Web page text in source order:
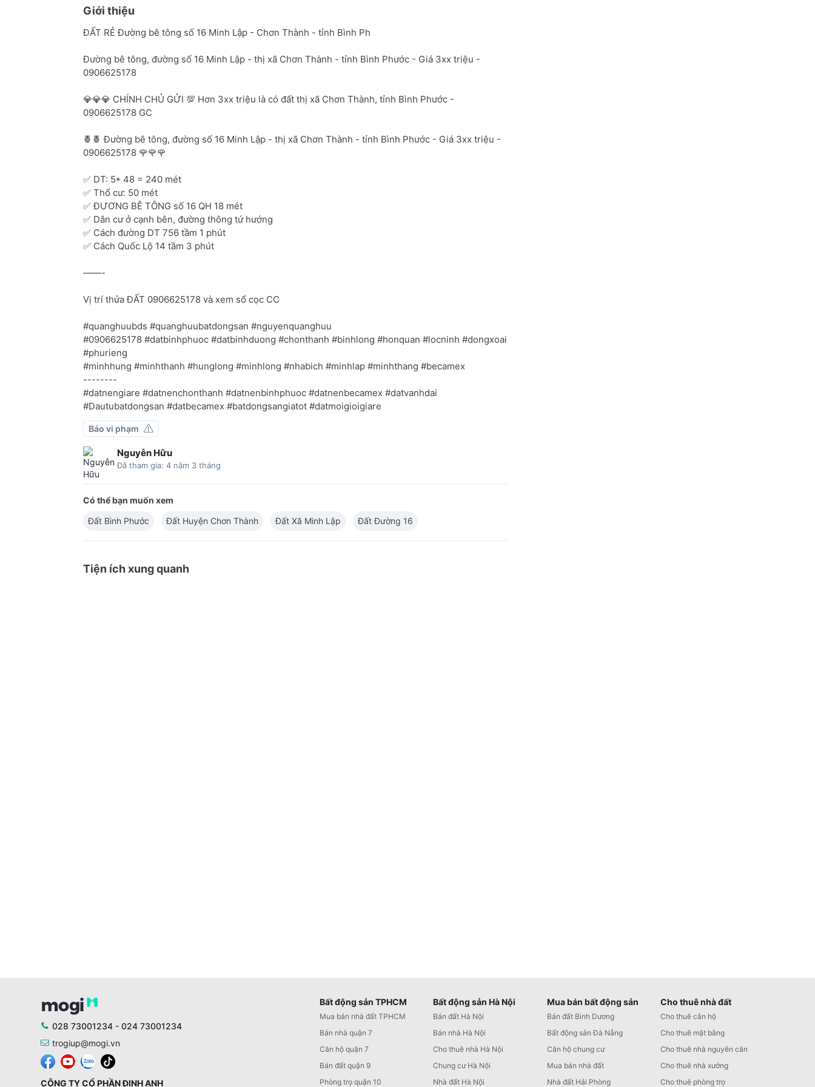
Giới thiệu
ĐẤT RẺ Đường bê tông số 16 Minh Lập - Chơn Thành - tỉnh Bình Ph
Đường bê tông, đường số 16 Minh Lập - thị xã Chơn Thành - tỉnh Bình Phước - Giá 3xx triệu -
0906625178
💎💎💎 CHÍNH CHỦ GỬI 💯 Hơn 3xx triệu là có đất thị xã Chơn Thành, tỉnh Bình Phước -
0906625178 GC
🍍🍍 Đường bê tông, đường số 16 Minh Lập - thị xã Chơn Thành - tỉnh Bình Phước - Giá 3xx triệu -
0906625178 🌹🌹🌹
✅ DT: 5* 48 = 240 mét
✅ Thổ cư: 50 mét
✅ ĐƯƠNG BÊ TÔNG số 16 QH 18 mét
✅ Dân cư ở cạnh bên, đường thông tứ hướng
✅ Cách đường DT 756 tầm 1 phút
✅ Cách Quốc Lộ 14 tầm 3 phút
——-
Vị trí thửa ĐẤT 0906625178 và xem sổ cọc CC
#quanghuubds #quanghuubatdongsan #nguyenquanghuu
#0906625178 #datbinhphuoc #datbinhduong #chonthanh #binhlong #honquan #locninh #dongxoai
#phurieng
#minhhung #minhthanh #hunglong #minhlong #nhabich #minhlap #minhthang #becamex
--------
#datnengiare #datnenchonthanh #datnenbinhphuoc #datnenbecamex #datvanhdai
#Dautubatdongsan #datbecamex #batdongsangiatot #datmoigioigiare
Báo vi phạm
Nguyễn Hữu
Đã tham gia: 4 năm 3 tháng
Có thể bạn muốn xem
Đất Bình Phước
Đất Huyện Chơn Thành Đất Xã Minh Lập Đất Đường 16
Tiện ích xung quanh
Bất động sản TPHCM
Mua bán nhà đất TPHCM
Bán nhà quận 7
Căn hộ quận 7
Bán đất quận 9
Phòng trọ quận 10
Bất động sản Hà Nội
Bán đất Hà Nội
Bán nhà Hà Nội
Cho thuê nhà Hà Nội
Chung cư Hà Nội
Nhà đất Hà Nội
Mua bán bất động sản
Bán đất Bình Dương
Bất động sản Đà Nẵng
Căn hộ chung cư
Mua bán nhà đất
Nhà đất Hải Phòng
Cho thuê nhà đất
Cho thuê căn hộ
Cho thuê mặt bằng
Cho thuê nhà nguyên căn
Cho thuê nhà xưởng
Cho thuê phòng trọ
028 73001234 - 024 73001234
trogiup@mogi.vn
CÔNG TY CỔ PHẦN ĐỊNH ANH